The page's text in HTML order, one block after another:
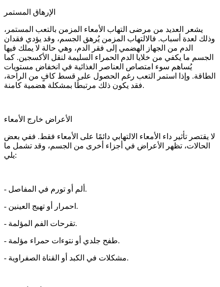
الإرهاق المستمر
يشعر العديد من مرضى التهاب الأمعاء المزمن بالتعب المستمر،
وذلك لعدة أسباب. فالالتهاب المزمن يُرهق الجسم، وقد يؤدي فقدان
الدم من الجهاز الهضمي إلى فقر الدم، وهي حالة لا يملك فيها
الجسم ما يكفي من خلايا الدم الحمراء السليمة لنقل الأكسجين. كما
يُساهم سوء امتصاص العناصر الغذائية في انخفاض مستويات
الطاقة. وإذا استمر التعب رغم الحصول على قسط كافٍ من الراحة،
فقد يكون ذلك مرتبطًا بمشكلة هضمية كامنة.
الأعراض خارج الأمعاء
لا يقتصر تأثير داء الأمعاء الالتهابي دائمًا على الأمعاء فقط. ففي بعض
الحالات، تظهر الأعراض في أجزاء أخرى من الجسم، وقد تشمل ما
يلي:
- ألم أو تورم في المفاصل.
- احمرار أو تهيج العينين.
- تقرحات الفم المؤلمة.
- طفح جلدي أو نتوءات حمراء مؤلمة.
- مشكلات في الكبد أو القناة الصفراوية.